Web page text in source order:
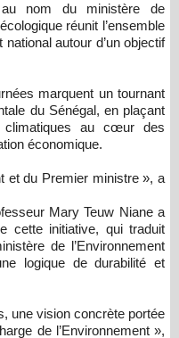
nom du ministère de
réunit l’ensemble
autour d’un objectif
marquent un tournant
du Sénégal, en plaçant
climatiques au cœur des
économique.
et du Premier ministre », a
Mary Teuw Niane a
cette initiative, qui traduit
de l’Environnement
logique de durabilité et
une vision concrète portée
de l’Environnement »,